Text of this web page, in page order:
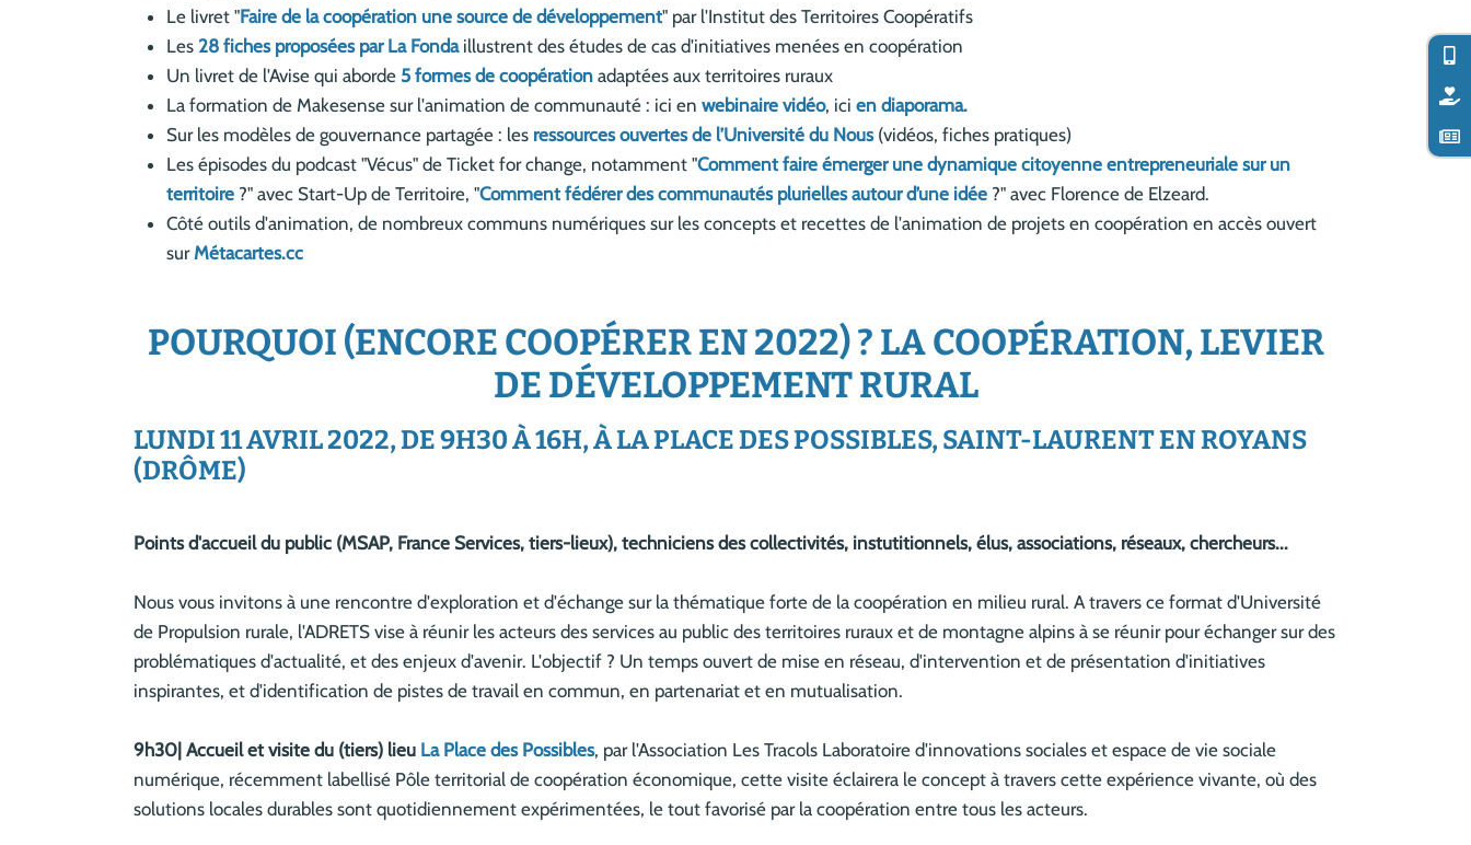
Le livret "Faire de la coopération une source de développement" par l'Institut des Territoires Coopératifs
Les 28 fiches proposées par La Fondaillustrent des études de cas d'initiatives menées en coopération
Un livret de l'Avise qui aborde 5 formes de coopération adaptées aux territoires ruraux
La formation de Makesense sur l'animation de communauté : ici en webinaire vidéo, ici en diaporama.
Sur les modèles de gouvernance partagée : les ressources ouvertes de l’Université du Nous(vidéos, fiches pratiques)
Les épisodes du podcast "Vécus" de Ticket for change, notamment "Comment faire émerger une dynamique citoyenne entrepreneuriale sur un
territoire ?" avec Start-Up de Territoire, "Comment fédérer des communautés plurielles autour d’une idée ?" avec Florence de Elzeard.
Côté outils d'animation, de nombreux communs numériques sur les concepts et recettes de l'animation de projets en coopération en accès ouvert
surMétacartes.cc
POURQUOI (ENCORE COOPÉRER EN 2022) ? LA COOPÉRATION, LEVIER
DE DÉVELOPPEMENT RURAL
LUNDI 11 AVRIL 2022, DE 9H30 À 16H, À LA PLACE DES POSSIBLES, SAINT-LAURENT EN ROYANS
(DRÔME)
Points d'accueil du public (MSAP, France Services, tiers-lieux), techniciens des collectivités, instutitionnels, élus, associations, réseaux, chercheurs...
Nous vous invitons à une rencontre d'exploration et d'échange sur la thématique forte de la coopération en milieu rural. A travers ce format d'Université
de Propulsion rurale, l'ADRETS vise à réunir les acteurs des services au public des territoires ruraux et de montagne alpins à se réunir pour échanger sur des
problématiques d'actualité, et des enjeux d'avenir. L'objectif ? Un temps ouvert de mise en réseau, d'intervention et de présentation d'initiatives
inspirantes, et d'identification de pistes de travail en commun, en partenariat et en mutualisation.
9h30| Accueil et visite du (tiers) lieu La Place des Possibles, par l'Association Les Tracols Laboratoire d'innovations sociales et espace de vie sociale
numérique, récemment labellisé Pôle territorial de coopération économique, cette visite éclairera le concept à travers cette expérience vivante, où des
solutions locales durables sont quotidiennement expérimentées, le tout favorisé par la coopération entre tous les acteurs.